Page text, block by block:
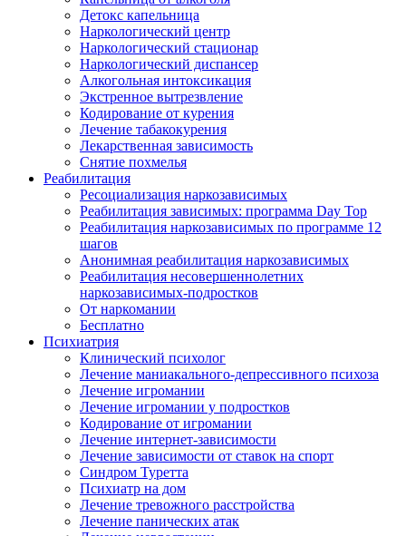
Детокс капельница
Наркологический центр
Наркологический стационар
Наркологический диспансер
Алкогольная интоксикация
Экстренное вытрезвление
Кодирование от курения
Лечение табакокурения
Лекарственная зависимость
Снятие похмелья
Реабилитация
Ресоциализация наркозависимых
Реабилитация зависимых: программа Day Top
Реабилитация наркозависимых по программе 12
шагов
Анонимная реабилитация наркозависимых
Реабилитация несовершеннолетних
наркозависимых-подростков
От наркомании
Бесплатно
Психиатрия
Клинический психолог
Лечение маниакального-депрессивного психоза
Лечение игромании
Лечение игромании у подростков
Кодирование от игромании
Лечение интернет-зависимости
Лечение зависимости от ставок на спорт
Синдром Туретта
Психиатр на дом
Лечение тревожного расстройства
Лечение панических атак